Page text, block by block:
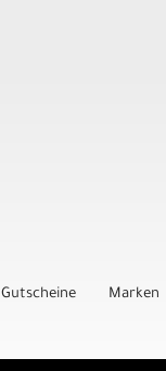
Gutscheine Marken